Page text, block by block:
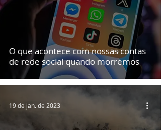
O que acontece com nossas contas
de rede social quando morremos
19 de jan. de 2023